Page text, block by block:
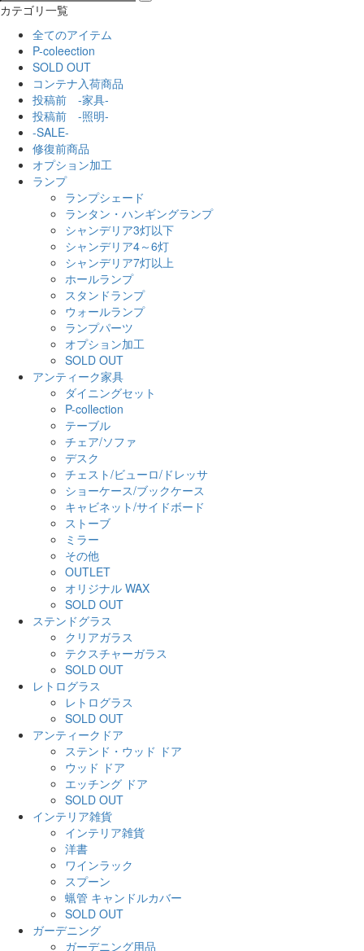
カテゴリ一覧
全てのアイテム
P-coleection
SOLD OUT
コンテナ入荷商品
投稿前 -家具-
投稿前 -照明-
-SALE-
修復前商品
オプション加工
ランプ
ランプシェード
ランタン・ハンギングランプ
シャンデリア3灯以下
シャンデリア4～6灯
シャンデリア7灯以上
ホールランプ
スタンドランプ
ウォールランプ
ランプパーツ
オプション加工
SOLD OUT
アンティーク家具
ダイニングセット
P-collection
テーブル
チェア/ソファ
デスク
チェスト/ビューロ/ドレッサ
ショーケース/ブックケース
キャビネット/サイドボード
ストーブ
ミラー
その他
OUTLET
オリジナル WAX
SOLD OUT
ステンドグラス
クリアガラス
テクスチャーガラス
SOLD OUT
レトログラス
レトログラス
SOLD OUT
アンティークドア
ステンド・ウッド ドア
ウッド ドア
エッチング ドア
SOLD OUT
インテリア雑貨
インテリア雑貨
洋書
ワインラック
スプーン
蝋管 キャンドルカバー
SOLD OUT
ガーデニング
ガーデニング用品